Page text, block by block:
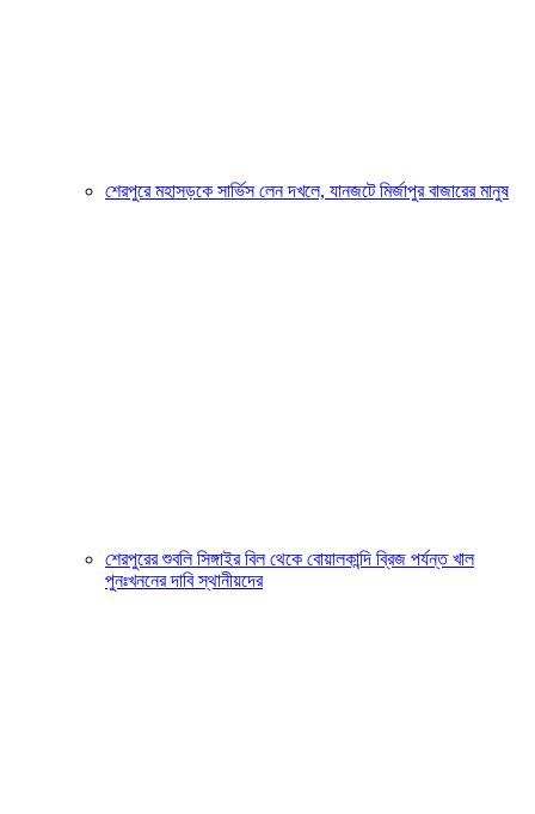
শেরপুরে মহাসড়কে সার্ভিস লেন দখলে, যানজটে মির্জাপুর বাজারের মানুষ
শেরপুরের শুবলি সিঙ্গাইর বিল থেকে বোয়ালকান্দি ব্রিজ পর্যন্ত খাল
পুনঃখননের দাবি স্থানীয়দের